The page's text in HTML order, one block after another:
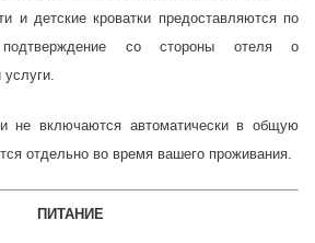
и детские кроватки предоставляются по
подтверждение со стороны отеля о
услуги.
не включаются автоматически в общую
отдельно во время вашего проживания.
ПИТАНИЕ